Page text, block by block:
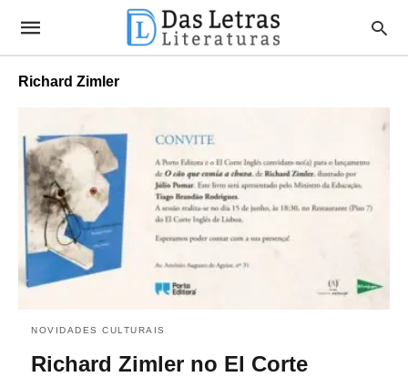
Richard Zimler
NOVIDADES CULTURAIS
Richard Zimler no El Corte